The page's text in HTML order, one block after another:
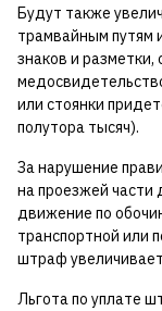
Будут также
трамвайным путям
знаков и
или стоянки
полутора тысяч).
За нарушение
на проезжей части
движение по
транспортной или
штраф
Льгота по уплате